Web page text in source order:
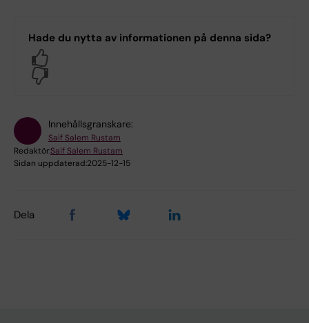
Hade du nytta av informationen på denna sida?
Innehållsgranskare:
Saif Salem Rustam
Redaktör:Saif Salem Rustam
Sidan uppdaterad:2025-12-15
Dela